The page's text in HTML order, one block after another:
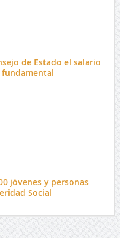
de Estado el salario
jóvenes y personas
Social